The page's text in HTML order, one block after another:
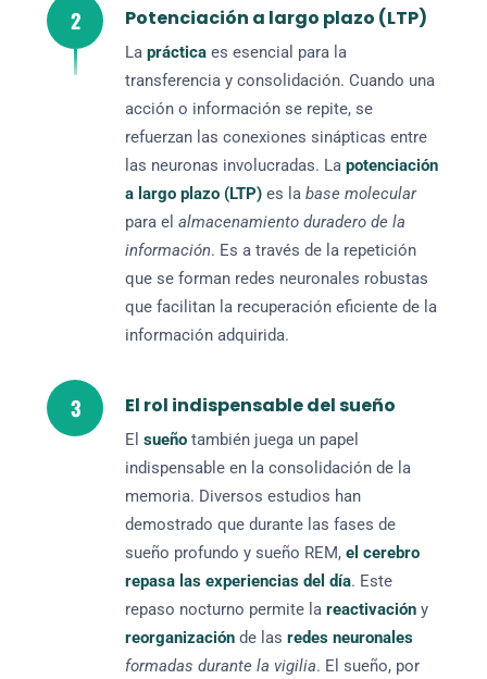
2 Potenciación a largo plazo (LTP)
Lapráctica es esencial para la
transferencia y consolidación. Cuando una
acción o información se repite, se
refuerzan las conexiones sinápticas entre
las neuronas involucradas. Lapotenciación
a largo plazo (LTP) es labase molecular
para elalmacenamiento duradero de la
información. Es a través de la repetición
que se forman redes neuronales robustas
que facilitan la recuperación eficiente de la
información adquirida.
3 El rol indispensable del sueño
Elsueño también juega un papel
indispensable en la consolidación de la
memoria. Diversos estudios han
demostrado que durante las fases de
sueño profundo y sueño REM,el cerebro
repasa las experiencias del día. Este
repaso nocturno permite lareactivación y
reorganización de lasredes neuronales
formadas durante la vigilia. El sueño, por